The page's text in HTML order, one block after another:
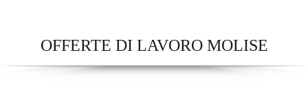
OFFERTE DI LAVORO MOLISE